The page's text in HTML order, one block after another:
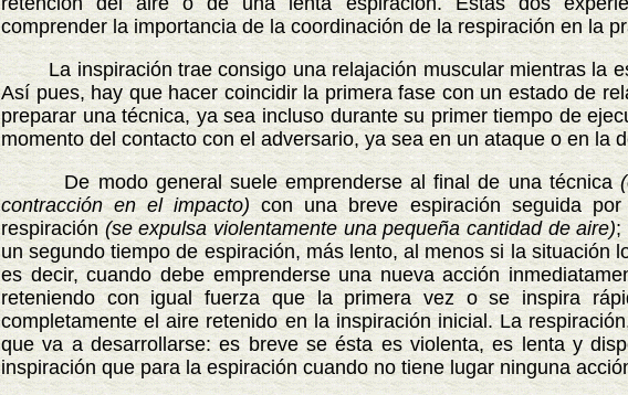
comprender la importancia de la coordinación de la respiración en la
La inspiración trae consigo una relajación muscular mientras la
Así pues, hay que hacer coincidir la primera fase con un estado de
preparar una técnica, ya sea incluso durante su primer tiempo de
momento del contacto con el adversario, ya sea en un ataque o en la
De modo general suele emprenderse al final de una técnica
contracción en el impacto)con una breve espiración seguida
respiración (se expulsa violentamente una pequeña cantidad de aire);
un segundo tiempo de espiración, más lento, al menos si la situación
es decir, cuando debe emprenderse una nueva acción
reteniendo con igual fuerza que la primera vez o se inspira
completamente el aire retenido en la inspiración inicial. La
que va a desarrollarse: es breve se ésta es violenta, es lenta y
inspiración que para la espiración cuando no tiene lugar ninguna